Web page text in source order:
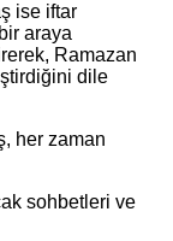
ise iftar
araya
Ramazan
dile
her zaman
sohbetleri ve